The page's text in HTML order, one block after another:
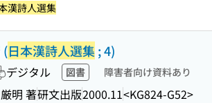
漢詩人選集
(日本漢詩人選集 ; 4)
デジタル 図書 障害者向け資料あり
明 著研文出版2000.11<KG824-G52>